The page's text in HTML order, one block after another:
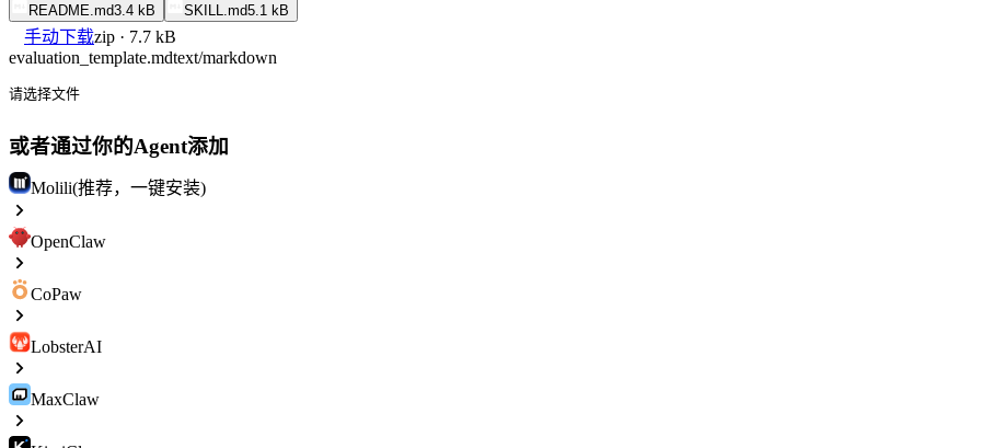
README.md3.4 kB SKILL.md5.1 kB
手动下载zip · 7.7 kB
evaluation_template.mdtext/markdown
请选择文件
或者通过你的Agent添加
Molili(推荐，一键安装)
OpenClaw
CoPaw
LobsterAI
MaxClaw